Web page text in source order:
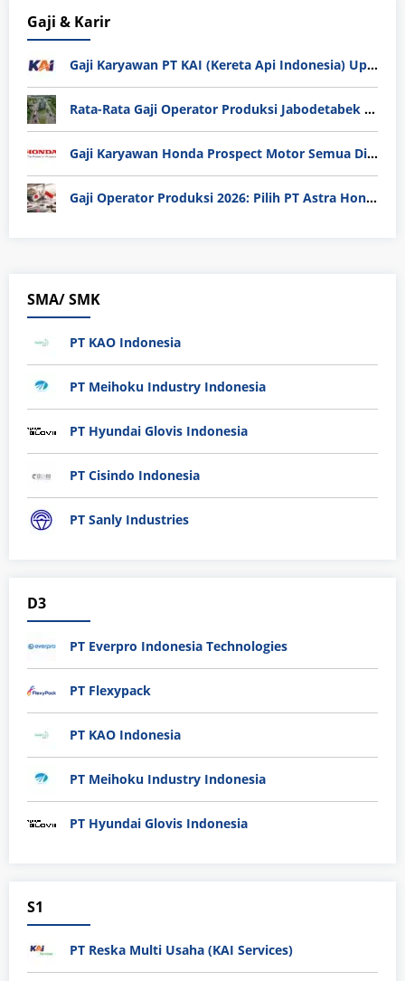
Gaji & Karir
Gaji Karyawan PT KAI (Kereta Api Indonesia) Update 2025
Rata-Rata Gaji Operator Produksi Jabodetabek 2025: Bedah Tuntas UMK, Lemburan, dan Realita Hidup Buruh
Gaji Karyawan Honda Prospect Motor Semua Divisi
Gaji Operator Produksi 2026: Pilih PT Astra Honda Motor (AHM) atau Manufaktur di Jepang?
SMA/ SMK
PT KAO Indonesia
PT Meihoku Industry Indonesia
PT Hyundai Glovis Indonesia
PT Cisindo Indonesia
PT Sanly Industries
D3
PT Everpro Indonesia Technologies
PT Flexypack
PT KAO Indonesia
PT Meihoku Industry Indonesia
PT Hyundai Glovis Indonesia
S1
PT Reska Multi Usaha (KAI Services)